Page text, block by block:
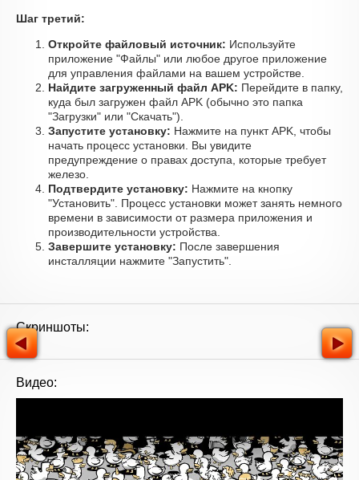
Шаг третий:
Откройте файловый источник: Используйте
приложение "Файлы" или любое другое приложение
для управления файлами на вашем устройстве.
Найдите загруженный файл APK: Перейдите в папку,
куда был загружен файл APK (обычно это папка
"Загрузки" или "Скачать").
Запустите установку: Нажмите на пункт APK, чтобы
начать процесс установки. Вы увидите
предупреждение о правах доступа, которые требует
железо.
Подтвердите установку: Нажмите на кнопку
"Установить". Процесс установки может занять немного
времени в зависимости от размера приложения и
производительности устройства.
Завершите установку: После завершения
инсталляции нажмите "Запустить".
Скриншоты:
Видео: